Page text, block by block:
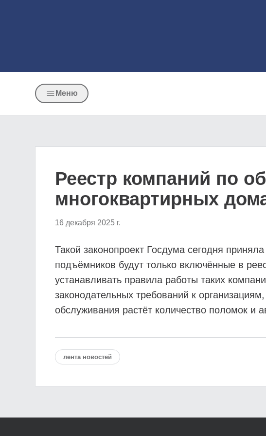
Меню
Реестр компаний по
многоквартирных
16 декабря 2025 г.
Такой законопроект Госдума сегодня
подъёмников будут только включённые в
устанавливать правила работы таких
законодательных требований к
обслуживания растёт количество поломок и
лента новостей